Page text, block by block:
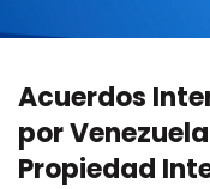
Acuerdos
por
Propiedad